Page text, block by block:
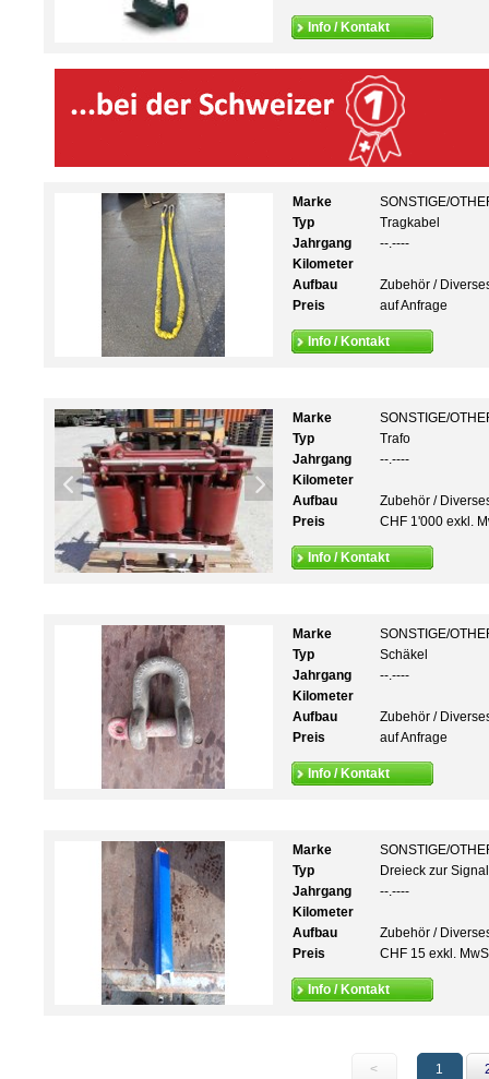
Info / Kontakt
Marke
SONSTIGE/
Typ
Tragkabel
Jahrgang
--.----
Kilometer
Aufbau
Zubehör /
Preis
auf Anfrage
Info / Kontakt
Marke
SONSTIGE/
Typ
Trafo
Jahrgang
--.----
Kilometer
Aufbau
Zubehör /
Preis
CHF 1'000 exkl.
Info / Kontakt
Marke
SONSTIGE/
Typ
Schäkel
Jahrgang
--.----
Kilometer
Aufbau
Zubehör /
Preis
auf Anfrage
Info / Kontakt
Marke
SONSTIGE/
Typ
Dreieck zur
Jahrgang
--.----
Kilometer
Aufbau
Zubehör /
Preis
CHF 15 exkl.
Info / Kontakt
< 1